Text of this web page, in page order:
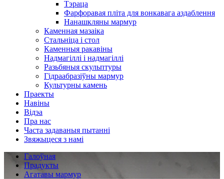
Тэраца
Фарфоравая пліта для вонкавага аздаблення
Нанашкляны мармур
Каменная мазаіка
Стальніца і стол
Каменныя ракавіны
Надмагіллі і надмагіллі
Разьбяныя скульптуры
Гідраабразіўны мармур
Культурны камень
Праекты
Навіны
Відэа
Пра нас
Часта задаваныя пытанні
Звяжыцеся з намі
Галоўная
Прадукты
Агатавы мармур